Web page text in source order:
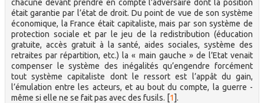
chacune devant prendre en compte l’adversaire dont la position
était garantie par l’état de droit. Du point de vue de son système
économique, la France était capitaliste, mais par son système de
protection sociale et par le jeu de la redistribution (éducation
gratuite, accès gratuit à la santé, aides sociales, système des
retraites par répartition, etc.) la « main gauche » de l’Etat venait
compenser le système des inégalités qu’engendre forcément
tout système capitaliste dont le ressort est l’appât du gain,
l’émulation entre les acteurs, et au bout du compte, la guerre -
même si elle ne se fait pas avec des fusils. [1].